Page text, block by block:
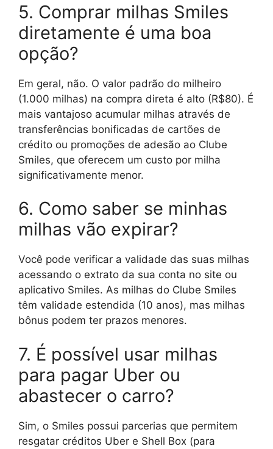
5. Comprar milhas Smiles
diretamente é uma boa
opção?
Em geral, não. O valor padrão do milheiro
(1.000 milhas) na compra direta é alto (R$80). É
mais vantajoso acumular milhas através de
transferências bonificadas de cartões de
crédito ou promoções de adesão ao Clube
Smiles, que oferecem um custo por milha
significativamente menor.
6. Como saber se minhas
milhas vão expirar?
Você pode verificar a validade das suas milhas
acessando o extrato da sua conta no site ou
aplicativo Smiles. As milhas do Clube Smiles
têm validade estendida (10 anos), mas milhas
bônus podem ter prazos menores.
7. É possível usar milhas
para pagar Uber ou
abastecer o carro?
Sim, o Smiles possui parcerias que permitem
resgatar créditos Uber e Shell Box (para